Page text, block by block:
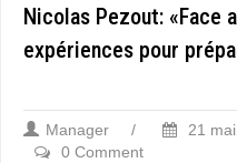
Nicolas Pezout: «Face
expériences pour
Manager / 21
0 Comment